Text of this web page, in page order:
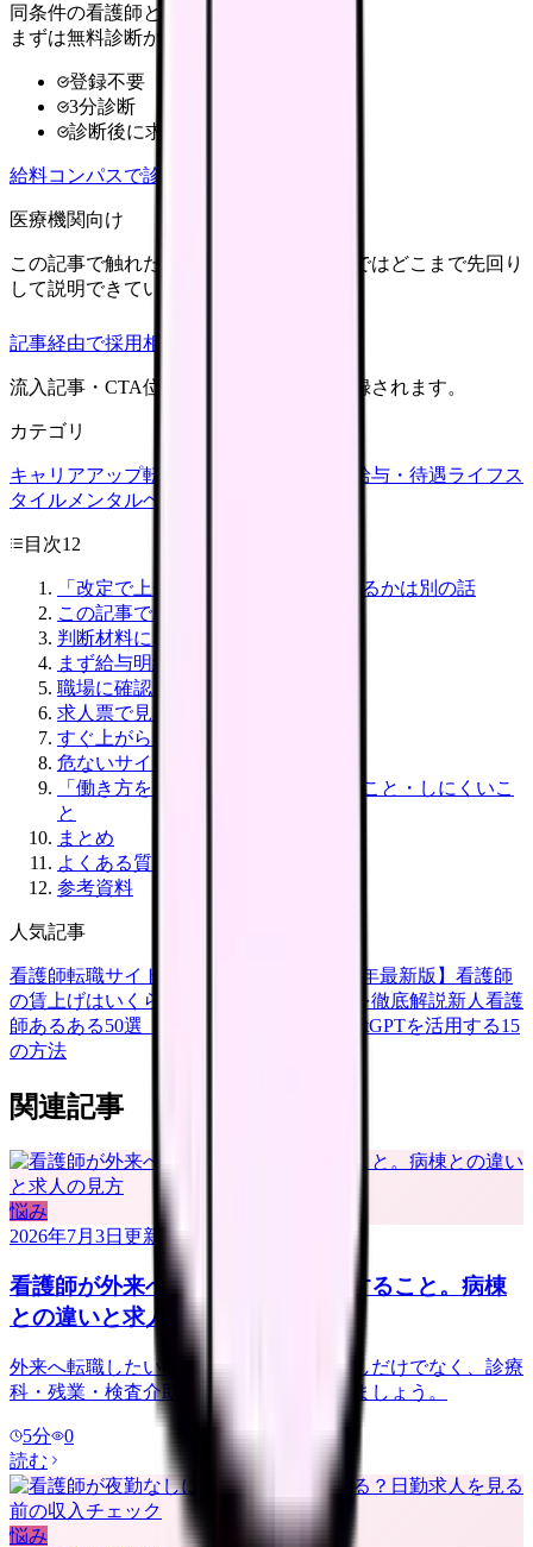
同条件の看護師と給料を比較
まずは無料診断から
登録不要
3分診断
診断後に求人比較
給料コンパスで診断
医療機関向け
この記事で触れた不安を、自院の求人票ではどこまで先回り
して説明できていますか？
記事経由で採用相談
流入記事・CTA位置つきで管理画面に記録されます。
カテゴリ
キャリアアップ転職ガイド 給与・待遇ライフス
タイル メンタルヘルス
目次12
「改定で上がる」と、給与明細に出るかは別の話
この記事でわかること
判断材料になる一次情報
まず給与明細で見る5項目
職場に確認したい質問
求人票で見るポイント
すぐ上がらない職場で考えること
危ないサイン
「働き方を変える」で解決しやすいこと・しにくいこ
と
まとめ
よくある質問
参考資料
人気記事
看護師転職サイトランキングTOP5【2026年最新版】 看護師
の賃上げはいくら？2026年度の最新情報を徹底解説新人看護
師あるある50選【共感必至】
看護師がChatGPTを活用する15
の方法
関連記事
悩み
2026年7月3日 更新
看護師が外来へ転職する前に確認すること。病棟
との違いと求人の見方
外来へ転職したい看護師さんへ。夜勤なしだけでなく、診療
科・残業・検査介助・土曜勤務を確認しましょう。
5分
0
読む
悩み